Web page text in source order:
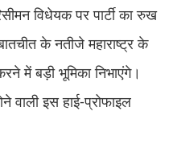
विधेयक पर पार्टी का रुख
के नतीजे महाराष्ट्र के
में बड़ी भूमिका निभाएंगे।
वाली इस हाई-प्रोफाइल